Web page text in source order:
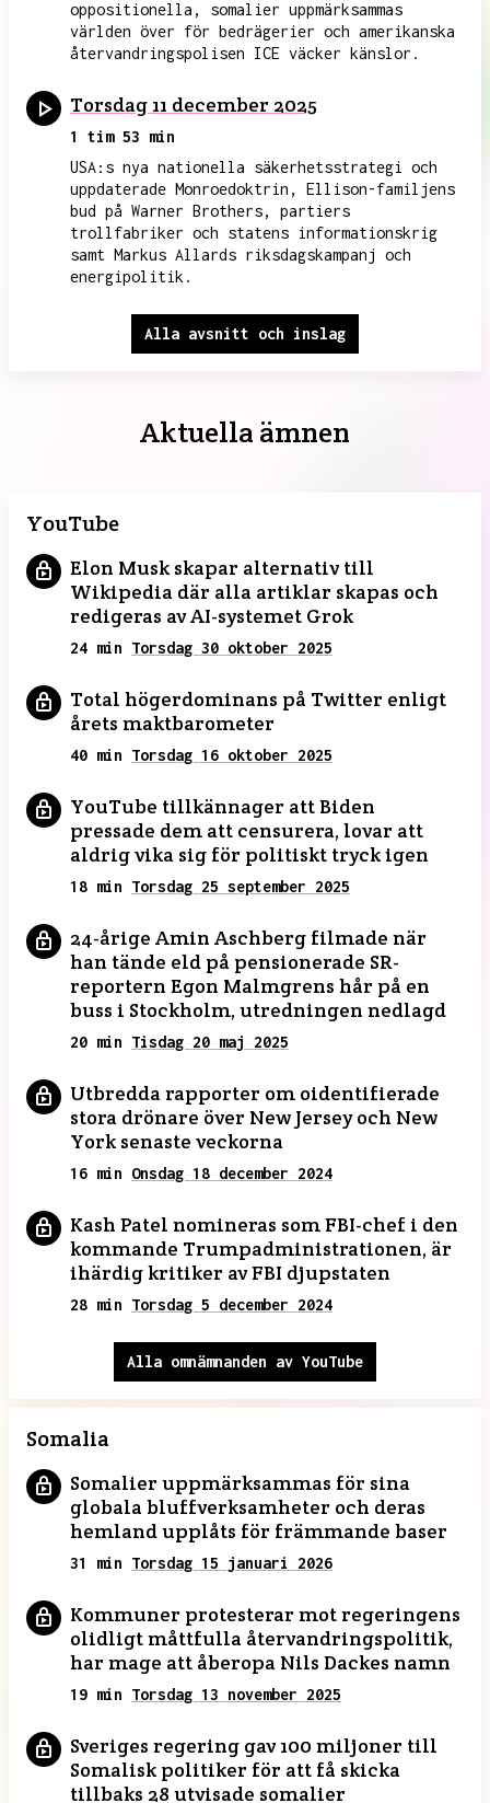
oppositionella, somalier uppmärksammas
världen över för bedrägerier och amerikanska
återvandringspolisen ICE väcker känslor.
Torsdag 11 december 2025
1 tim 53 min
USA:s nya nationella säkerhetsstrategi och
uppdaterade Monroedoktrin, Ellison-familjens
bud på Warner Brothers, partiers
trollfabriker och statens informationskrig
samt Markus Allards riksdagskampanj och
energipolitik.
Alla avsnitt och inslag
Aktuella ämnen
YouTube
Elon Musk skapar alternativ till
Wikipedia där alla artiklar skapas och
redigeras av AI-systemet Grok
24 min Torsdag 30 oktober 2025
Total högerdominans på Twitter enligt
årets maktbarometer
40 min Torsdag 16 oktober 2025
YouTube tillkännager att Biden
pressade dem att censurera, lovar att
aldrig vika sig för politiskt tryck igen
18 min Torsdag 25 september 2025
24-årige Amin Aschberg filmade när
han tände eld på pensionerade SR-
reportern Egon Malmgrens hår på en
buss i Stockholm, utredningen nedlagd
20 min Tisdag 20 maj 2025
Utbredda rapporter om oidentifierade
stora drönare över New Jersey och New
York senaste veckorna
16 min Onsdag 18 december 2024
Kash Patel nomineras som FBI-chef i den
kommande Trumpadministrationen, är
ihärdig kritiker av FBI djupstaten
28 min Torsdag 5 december 2024
Alla omnämnanden av YouTube
Somalia
Somalier uppmärksammas för sina
globala bluffverksamheter och deras
hemland upplåts för främmande baser
31 min Torsdag 15 januari 2026
Kommuner protesterar mot regeringens
olidligt måttfulla återvandringspolitik,
har mage att åberopa Nils Dackes namn
19 min Torsdag 13 november 2025
Sveriges regering gav 100 miljoner till
Somalisk politiker för att få skicka
tillbaks 28 utvisade somalier